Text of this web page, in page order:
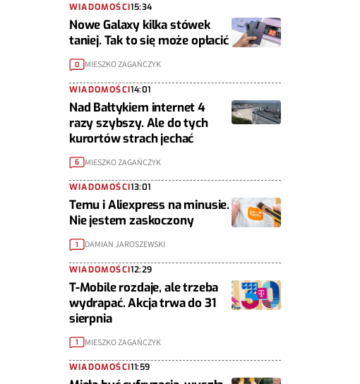
WIADOMOŚCI15:34
Nowe Galaxy kilka stówek
taniej. Tak to się może opłacić
0 MIESZKO ZAGAŃCZYK
WIADOMOŚCI14:01
Nad Bałtykiem internet 4
razy szybszy. Ale do tych
kurortów strach jechać
6 MIESZKO ZAGAŃCZYK
WIADOMOŚCI13:01
Temu i Aliexpress na minusie.
Nie jestem zaskoczony
1 DAMIAN JAROSZEWSKI
WIADOMOŚCI12:29
T-Mobile rozdaje, ale trzeba
wydrapać. Akcja trwa do 31
sierpnia
1 MIESZKO ZAGAŃCZYK
WIADOMOŚCI11:59